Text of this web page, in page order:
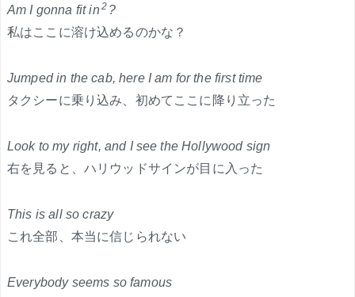
Am I gonna fit in2 ?
私はここに溶け込めるのかな？
Jumped in the cab, here I am for the first time
タクシーに乗り込み、初めてここに降り立った
Look to my right, and I see the Hollywood sign
右を見ると、ハリウッドサインが目に入った
This is all so crazy
これ全部、本当に信じられない
Everybody seems so famous